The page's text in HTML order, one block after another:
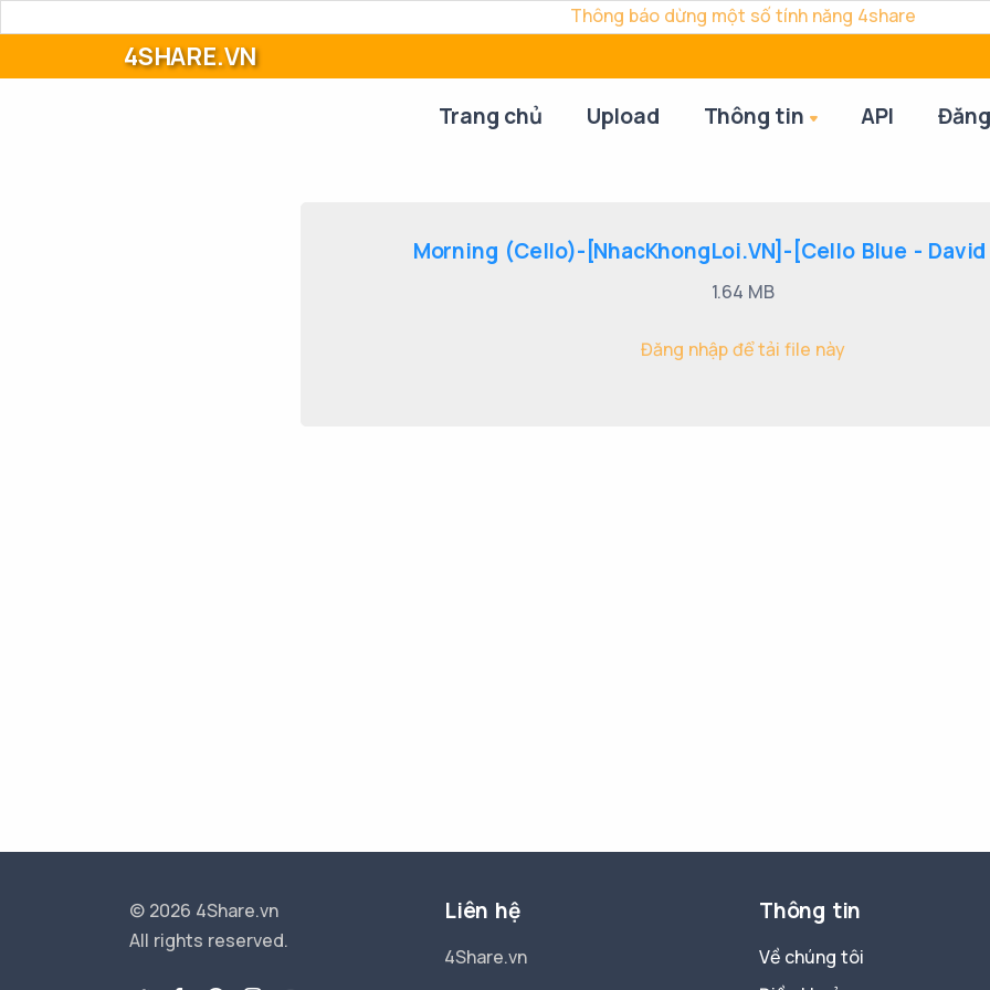
Thông báo dừng một số tính năng 4share
4SHARE.VN
Trang chủ Upload Thông tin API
Morning (Cello)-[NhacKhongLoi.VN]-[Cello Blue -
1.64 MB
Đăng nhập để tải file này
© 2026 4Share.vn
All rights reserved.
Liên hệ
4Share.vn
Thông tin
Về chúng tôi